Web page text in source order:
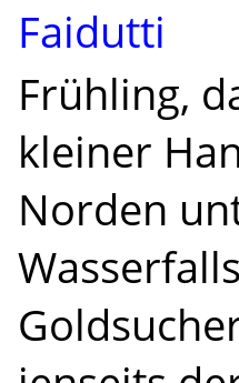
Faidutti
Frühling,
kleiner
Norden